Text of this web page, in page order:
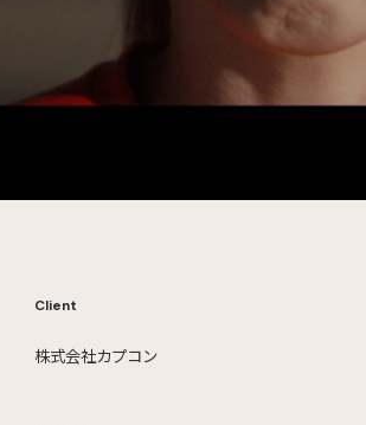
Client
株式会社カプコン